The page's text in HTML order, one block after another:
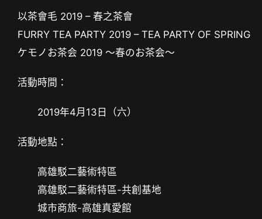
以茶會毛 2019 – 春之茶會
FURRY TEA PARTY 2019 – TEA PARTY OF SPRING
ケモノお茶会 2019 ～春のお茶会～
活動時間：
2019年4月13日（六）
活動地點：
高雄駁二藝術特區
高雄駁二藝術特區-共創基地
城市商旅-高雄真愛館